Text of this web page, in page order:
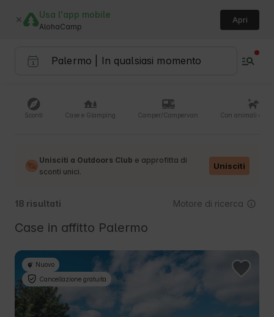
Usa l'app mobile
AlohaCamp
Apri
Sconti Case e Glamping Camper/Campervan Con animali
Unisciti a Outdoors Club e approfitta di
sconti unici.
Unisciti
18 risultati Motore di ricerca
Case in affitto Palermo
Nuovo
Cancellazione gratuita